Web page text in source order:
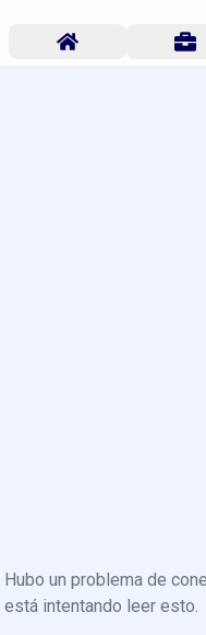
Hubo un problema de
está intentando leer esto.